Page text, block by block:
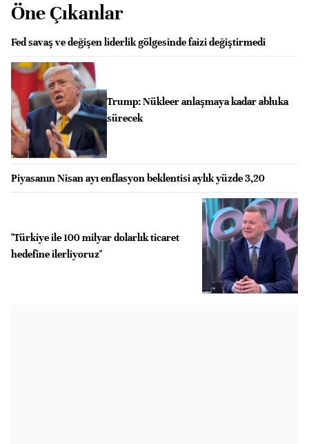
Öne Çıkanlar
Fed savaş ve değişen liderlik gölgesinde faizi değiştirmedi
Trump: Nükleer anlaşmaya kadar abluka
sürecek
Piyasanın Nisan ayı enflasyon beklentisi aylık yüzde 3,20
"Türkiye ile 100 milyar dolarlık ticaret
hedefine ilerliyoruz"